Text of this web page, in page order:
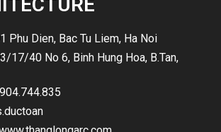
Phu Dien, Bac Tu Liem, Ha Noi
17/40 No 6, Binh Hung Hoa, B.Tan,